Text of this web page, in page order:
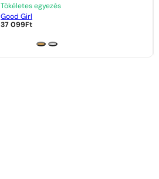
Tökéletes egyezés
Good Girl
37 099Ft